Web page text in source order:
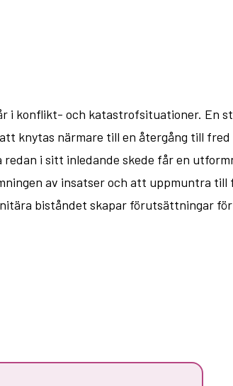
i konflikt- och katastrofsituationer. En
knytas närmare till en återgång till
i sitt inledande skede får en
av insatser och att uppmuntra
biståndet skapar förutsättningar